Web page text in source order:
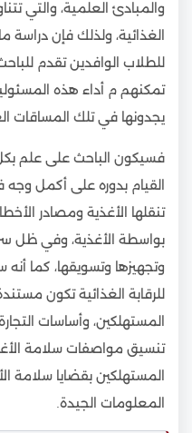
والمبادئ العلمية، والتي
الغذائية، ولذلك فإن
للطلاب الوافدين تقدم
تمكنهم م أداء هذه
يجدونها في تلك المساقات
فسيكون الباحث على علم
القيام بدوره على أكمل
تنقلها الأغذية ومصادر
بواسطة الأغذية، وفي ظل
وتجهيزها وتسويقها، كما
للرقابة الغذائية تكون
المستهلكين، وأساسات
تنسيق مواصفات سلامة
المستهلكين بقضايا سلامة
المعلومات الجيدة.